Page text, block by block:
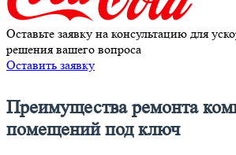
Оставьте заявку на консультацию для
решения вашего вопроса
Оставить заявку
Преимущества ремонта
помещений под ключ